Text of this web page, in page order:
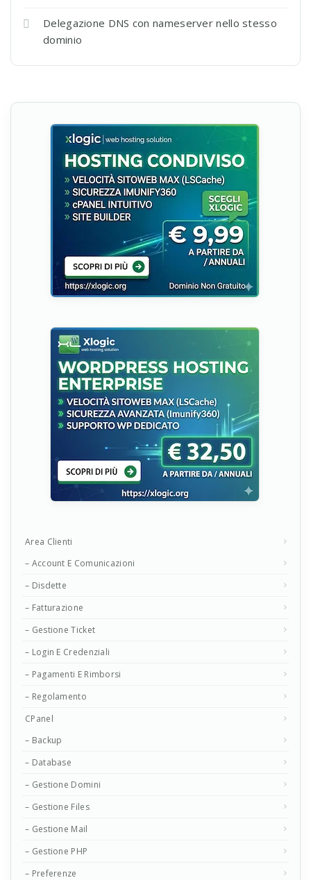
Delegazione DNS con nameserver nello stesso
dominio
Area Clienti
– Account E Comunicazioni
– Disdette
– Fatturazione
– Gestione Ticket
– Login E Credenziali
– Pagamenti E Rimborsi
– Regolamento
CPanel
– Backup
– Database
– Gestione Domini
– Gestione Files
– Gestione Mail
– Gestione PHP
– Preferenze